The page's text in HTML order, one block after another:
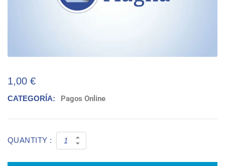
1,00 €
CATEGORÍA: Pagos Online
QUANTITY :